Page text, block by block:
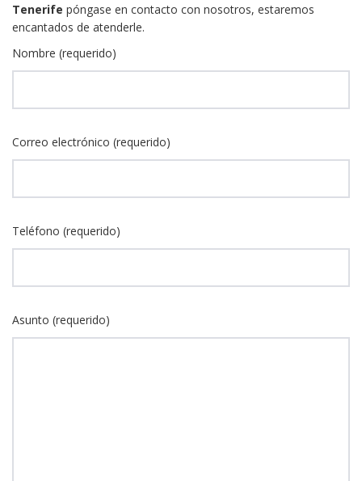
Tenerife póngase en contacto con nosotros, estaremos
encantados de atenderle.
Nombre (requerido)
Correo electrónico (requerido)
Teléfono (requerido)
Asunto (requerido)